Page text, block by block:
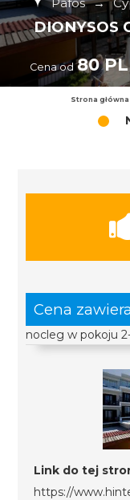
DIONYSOS
Cena od 80
Strona główna
Cena zawiera
nocleg w pokoju
Link do tej
https://